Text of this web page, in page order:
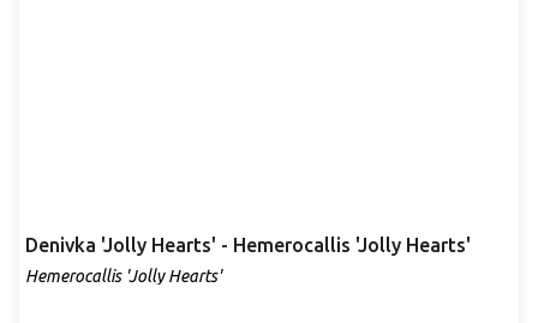
Denivka 'Jolly Hearts' - Hemerocallis 'Jolly Hearts'
Hemerocallis 'Jolly Hearts'